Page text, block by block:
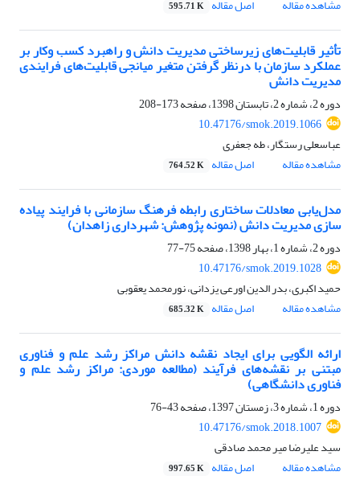
مشاهده مقاله
اصل مقاله 595.71 K
تأثیر قابلیت‌های زیرساختی مدیریت دانش و راهبرد کسب وکار بر
عملکرد سازمان با درنظر گرفتن متغیر میانجی قابلیت‌های فرایندی
مدیریت دانش
دوره 2، شماره 2، تابستان 1398، صفحه
173-208
10.47176/smok.2019.1066
عباسعلی رستگار، طه جعفری
مشاهده مقاله
اصل مقاله 764.52 K
مدل‌یابی معادلات ساختاری رابطه فرهنگ سازمانی با فرایند پیاده
سازی مدیریت دانش (نمونه پژوهش: شهرداری زاهدان)
دوره 2، شماره 1، بهار 1398، صفحه
75-77
10.47176/smok.2019.1028
حمید اکبری، بدر الدین اورعی یزدانی، نورمحمد یعقوبی
مشاهده مقاله
اصل مقاله 685.32 K
ارائه الگویی برای ایجاد نقشه دانش مراکز رشد علم و فناوری
مبتنی بر نقشه‌های فرآیند (مطالعه موردی: مراکز رشد علم و
فناوری دانشگاهی)
دوره 1، شماره 3، زمستان 1397، صفحه
43-76
10.47176/smok.2018.1007
سید علیرضا میر محمد صادقی
مشاهده مقاله
اصل مقاله 997.65 K